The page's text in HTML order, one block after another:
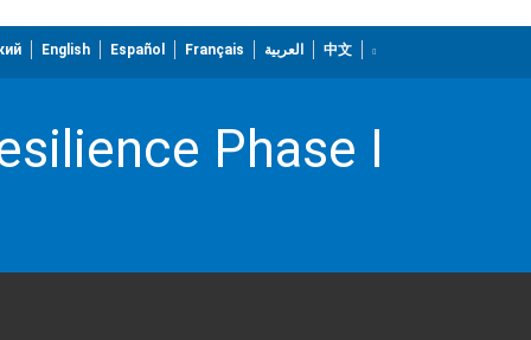
English Español Français العربية 中文
Phase I